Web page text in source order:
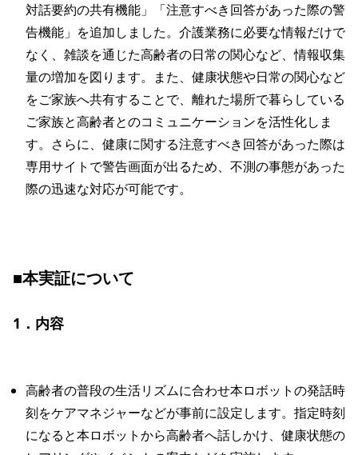
対話要約の共有機能」「注意すべき回答があった際の警
告機能」を追加しました。介護業務に必要な情報だけで
なく、雑談を通じた高齢者の日常の関心など、情報収集
量の増加を図ります。また、健康状態や日常の関心など
をご家族へ共有することで、離れた場所で暮らしている
ご家族と高齢者とのコミュニケーションを活性化しま
す。さらに、健康に関する注意すべき回答があった際は
専用サイトで警告画面が出るため、不測の事態があった
際の迅速な対応が可能です。
■本実証について
1．内容
高齢者の普段の生活リズムに合わせ本ロボットの発話時
刻をケアマネジャーなどが事前に設定します。指定時刻
になると本ロボットから高齢者へ話しかけ、健康状態の